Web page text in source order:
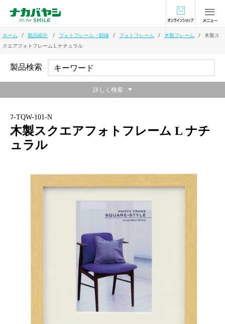
オンラインショ
ホーム 製品紹介 フォトフレーム・額縁 フォトフレーム 木製フレーム
木製ス
クエアフォトフレーム L ナチュラル
ﾌ-TQW-101-N
木製スクエアフォトフレーム L ナチ
ュラル
収まりのよい正方形のインテリアフレーム
¥1,540
縦置き、横置き両方でお使いいただけます。
製品検索
詳しく検索